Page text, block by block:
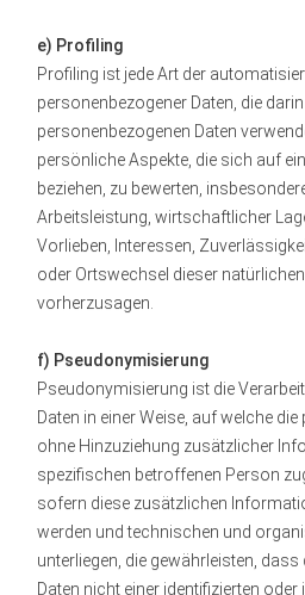
e) Profiling
Profiling ist jede Art der
personenbezogener Daten, die
personenbezogenen Daten
persönliche Aspekte, die sich auf
beziehen, zu bewerten,
Arbeitsleistung, wirtschaftlicher
Vorlieben, Interessen,
oder Ortswechsel dieser
vorherzusagen.
f) Pseudonymisierung
Pseudonymisierung ist die
Daten in einer Weise, auf welche
ohne Hinzuziehung zusätzlicher
spezifischen betroffenen Person
sofern diese zusätzlichen
werden und technischen und
unterliegen, die gewährleisten,
Daten nicht einer identifizierten